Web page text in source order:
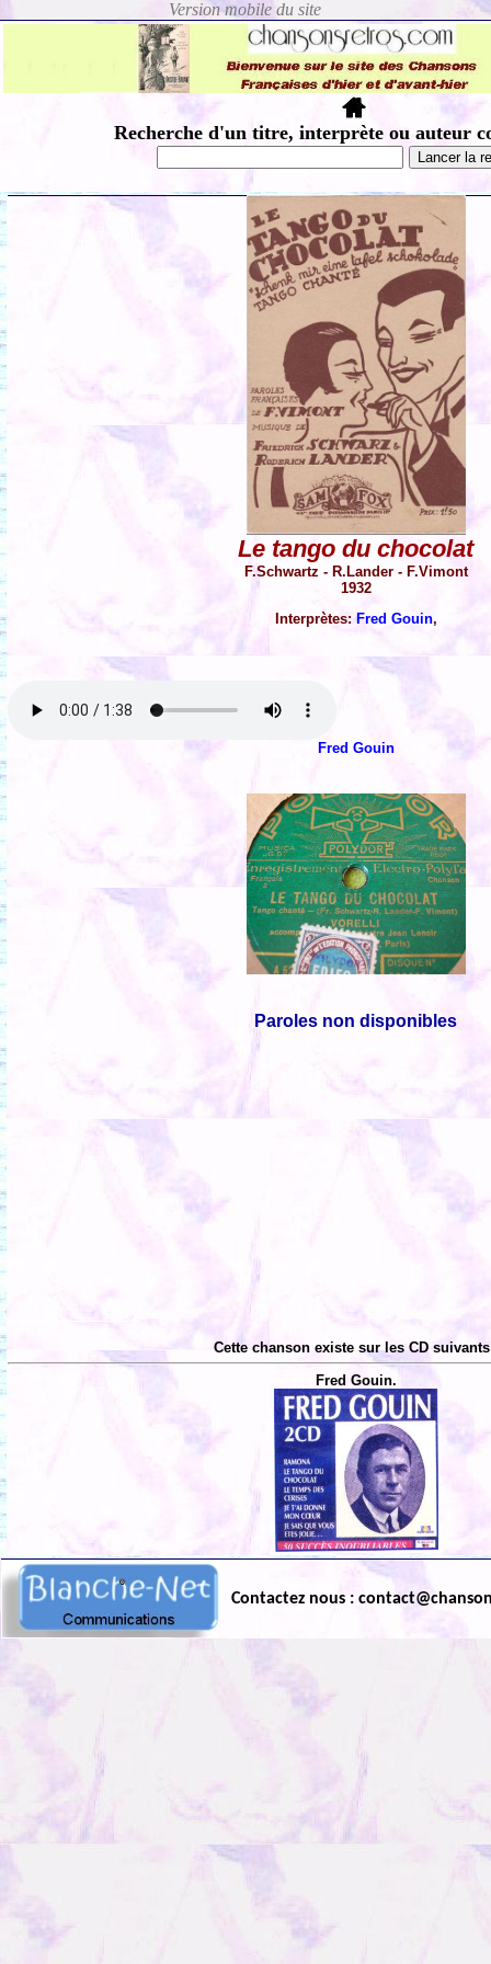
Recherche d'un titre, interprète ou auteur
Le tango du chocolat
F.Schwartz - R.Lander - F.Vimont
1932
Interprètes:Fred Gouin,
Fred Gouin
Paroles non disponibles
Cette chanson existe sur les CD
Fred Gouin.
Contactez nous :